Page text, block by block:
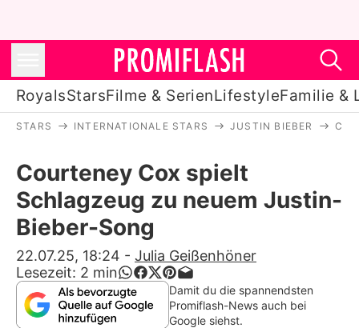
RoyalsStarsFilme & SerienLifestyleFamilie &
Stars
Filme & Serien
Lifestyle
Familie & Liebe
Promiflash Exklusiv
STARS INTERNATIONALE STARS JUSTIN BIEBER
Courteney Cox spielt
Schlagzeug zu neuem Justin-
Bieber-Song
22.07.25, 18:24 - Julia Geißenhöner
Lesezeit: 2 min
Damit du die spannendsten
Promiflash-News auch bei
Google siehst.